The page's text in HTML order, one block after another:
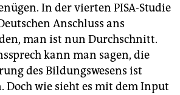
In der vierten PISA-Studie
Anschluss ans
man ist nun Durchschnitt.
kann man sagen, die
des Bildungswesens ist
Doch wie sieht es mit dem Input